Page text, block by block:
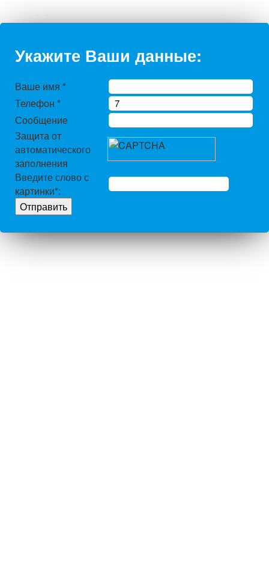
Укажите Ваши данные:
Ваше имя *
Телефон *
Сообщение
Защита от
автоматического
заполнения
Введите слово с
картинки*: